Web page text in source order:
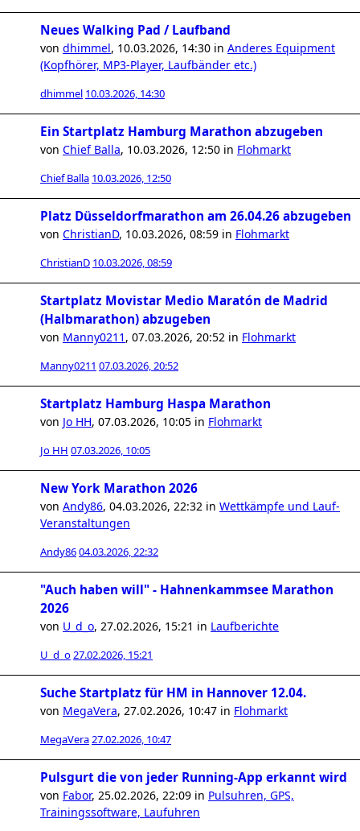
Neues Walking Pad / Laufband
von dhimmel, 10.03.2026, 14:30 in Anderes Equipment
(Kopfhörer, MP3-Player, Laufbänder etc.)
dhimmel 10.03.2026, 14:30
Ein Startplatz Hamburg Marathon abzugeben
von Chief Balla, 10.03.2026, 12:50 in Flohmarkt
Chief Balla 10.03.2026, 12:50
Platz Düsseldorfmarathon am 26.04.26 abzugeben
von ChristianD, 10.03.2026, 08:59 in Flohmarkt
ChristianD 10.03.2026, 08:59
Startplatz Movistar Medio Maratón de Madrid
(Halbmarathon) abzugeben
von Manny0211 , 07.03.2026, 20:52 in Flohmarkt
Manny0211 07.03.2026, 20:52
Startplatz Hamburg Haspa Marathon
von Jo HH, 07.03.2026, 10:05 in Flohmarkt
Jo HH 07.03.2026, 10:05
New York Marathon 2026
von Andy86, 04.03.2026, 22:32 in Wettkämpfe und Lauf-
Veranstaltungen
Andy8604.03.2026, 22:32
"Auch haben will" - Hahnenkammsee Marathon
2026
von U_d_o, 27.02.2026, 15:21 in Laufberichte
U_d_o27.02.2026, 15:21
Suche Startplatz für HM in Hannover 12.04.
von MegaVera, 27.02.2026, 10:47 in Flohmarkt
MegaVera27.02.2026, 10:47
Pulsgurt die von jeder Running-App erkannt wird
von Fabor, 25.02.2026, 22:09 in Pulsuhren, GPS,
Trainingssoftware, Laufuhren